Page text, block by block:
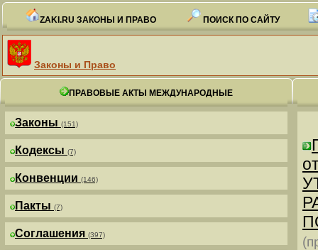
ZAKI.RU ЗАКОНЫ И ПРАВО ПОИСК ПО САЙТУ
Законы и Право
ПРАВОВЫЕ АКТЫ МЕЖДУНАРОДНЫЕ
Законы (151)
Кодексы (7)
Конвенции (146)
Пакты (7)
Соглашения (397)